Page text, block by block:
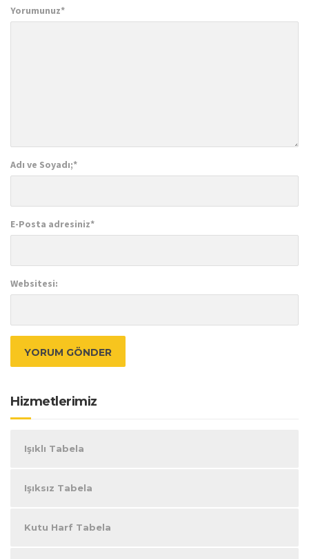
Yorumunuz*
Adı ve Soyadı;*
E-Posta adresiniz*
Websitesi:
Hizmetlerimiz
Işıklı Tabela
Işıksız Tabela
Kutu Harf Tabela